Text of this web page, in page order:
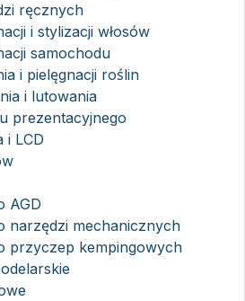
ręcznych
i stylizacji włosów
samochodu
i pielęgnacji roślin
i lutowania
prezentacyjnego
i LCD
AGD
narzędzi mechanicznych
przyczep kempingowych